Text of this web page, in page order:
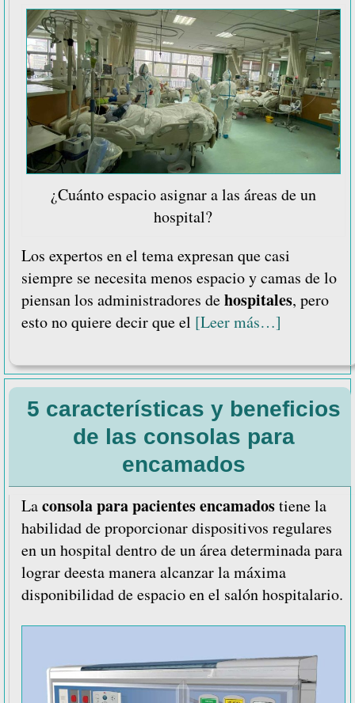
¿Cuánto espacio asignar a las áreas de un
hospital?
Los expertos en el tema expresan que casi
siempre se necesita menos espacio y camas de lo
piensan los administradores dehospitales, pero
esto no quiere decir que el [Leer más…]
¿Cuánto
espacio
asignar
a
de
un
hospital?
5 características y beneficios
de las consolas para
encamados
Laconsola para pacientes encamadostiene la
habilidad de proporcionar dispositivos regulares
en un hospital dentro de un área determinada para
lograr deesta manera alcanzar la máxima
disponibilidad de espacio en el salón hospitalario.